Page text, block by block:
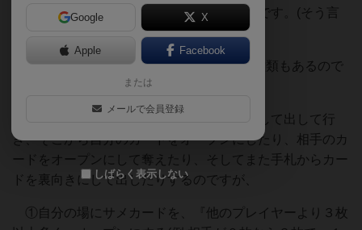
と言う、『少しクセのある』カードゲームです。(そう言
うの好きな人は即買いですよw)
勝利条件はカードゲームのくせに(？)三種類もあるので
すが、ここにも若干クセがあります。
手札から１枚ずつ場にカードを裏向きにして出して行
き、そこから自分のカードをオープンにしたり、相手のカ
ードをオープンにして奪えたり、そしてまた手札からカー
ドを裏向きにして出したりするのですが、
①自分の場にサメカードを、『他のプレイヤーより３枚
Google X
Apple Facebook
または
メールで会員登録
しばらく表示しない